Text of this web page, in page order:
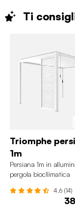
Ti
Triomphe
1m
Persiana 1m in
pergola biocllimatica
4.6 (14)